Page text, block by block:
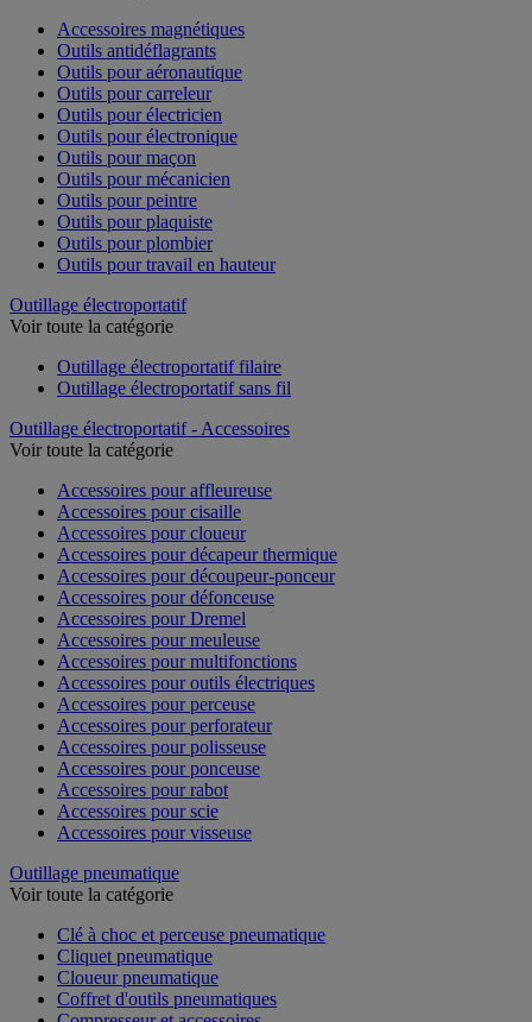
Accessoires magnétiques
Outils antidéflagrants
Outils pour aéronautique
Outils pour carreleur
Outils pour électricien
Outils pour électronique
Outils pour maçon
Outils pour mécanicien
Outils pour peintre
Outils pour plaquiste
Outils pour plombier
Outils pour travail en hauteur
Outillage électroportatif
Voir toute la catégorie
Outillage électroportatif filaire
Outillage électroportatif sans fil
Outillage électroportatif - Accessoires
Voir toute la catégorie
Accessoires pour affleureuse
Accessoires pour cisaille
Accessoires pour cloueur
Accessoires pour décapeur thermique
Accessoires pour découpeur-ponceur
Accessoires pour défonceuse
Accessoires pour Dremel
Accessoires pour meuleuse
Accessoires pour multifonctions
Accessoires pour outils électriques
Accessoires pour perceuse
Accessoires pour perforateur
Accessoires pour polisseuse
Accessoires pour ponceuse
Accessoires pour rabot
Accessoires pour scie
Accessoires pour visseuse
Outillage pneumatique
Voir toute la catégorie
Clé à choc et perceuse pneumatique
Cliquet pneumatique
Cloueur pneumatique
Coffret d'outils pneumatiques